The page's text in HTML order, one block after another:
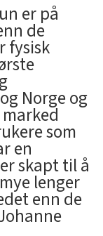
er på
de
fysisk
Norge og
som
en
skapt til å
lenger
enn de